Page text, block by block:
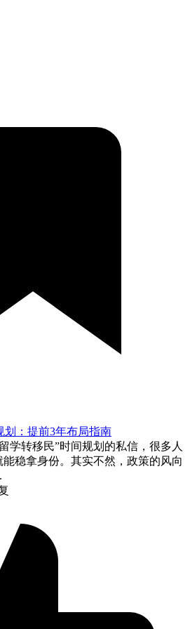
划：提前3年布局指南
学转移民”时间规划的私信，很多人
稳拿身份。其实不然，政策的风向